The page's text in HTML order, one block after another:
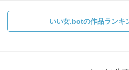
いい女.botの作品ランキ